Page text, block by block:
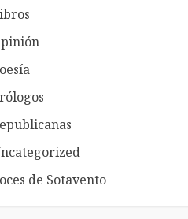
de Sotavento